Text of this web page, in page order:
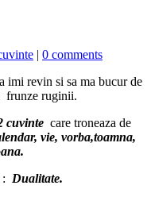
| 0 comments
imi revin si sa ma bucur de
frunze ruginii.
cuvinte care troneaza de
vie, vorba,toamna,
: Dualitate.